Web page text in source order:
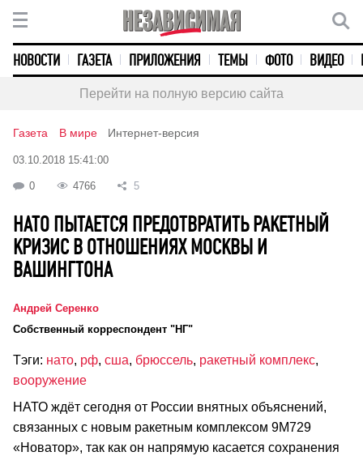
НОВОСТИ ГАЗЕТА ПРИЛОЖЕНИЯ ТЕМЫ ФОТО ВИДЕО
Перейти на полную версию сайта
Газета В мире Интернет-версия
03.10.2018 15:41:00
0 4766 5
НАТО ПЫТАЕТСЯ ПРЕДОТВРАТИТЬ РАКЕТНЫЙ
КРИЗИС В ОТНОШЕНИЯХ МОСКВЫ И
ВАШИНГТОНА
Андрей Серенко
Собственный корреспондент "НГ"
Тэги: нато, рф, сша, брюссель, ракетный комплекс,
вооружение
НАТО ждёт сегодня от России внятных объяснений,
связанных с новым ракетным комплексом 9М729
«Новатор», так как он напрямую касается сохранения